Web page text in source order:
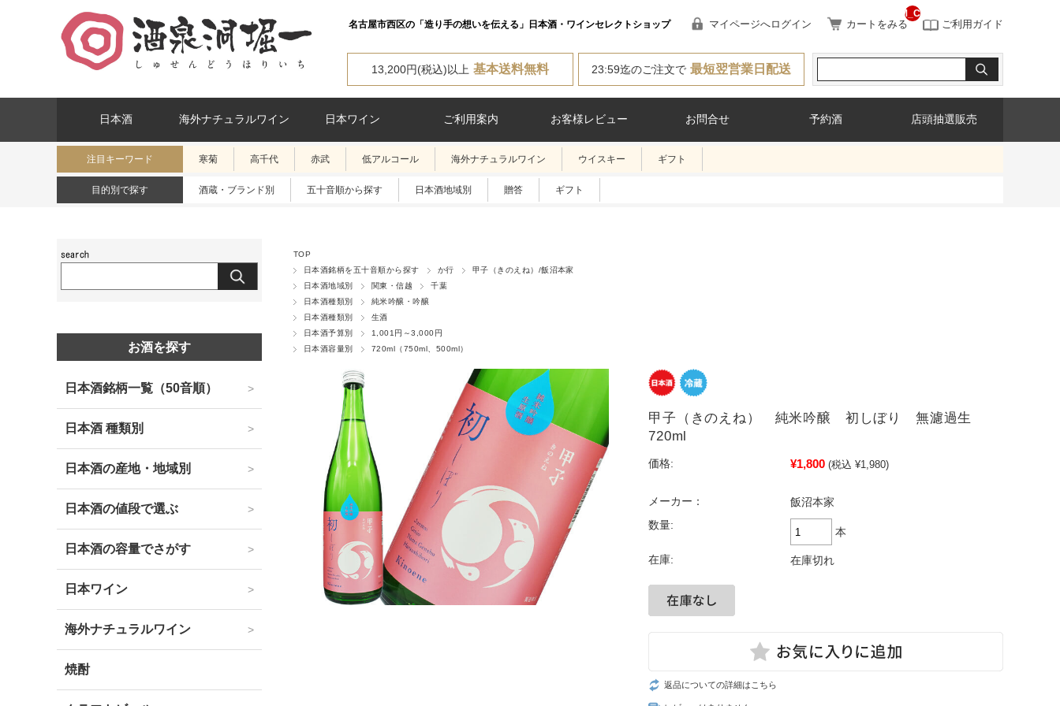
名古屋市西区の「造り手の想いを伝える」日本酒・ワインセレクトショップ マイページへログイン カートをみる
__ITM_CNT__
ご利用ガイド
13,200円(税込)以上 基本送料無料 23:59迄のご注文で 最短翌営業日配送
日本酒 海外ナチュラルワイン 日本ワイン ご利用案内 お客様レビュー お問合せ 予約酒 店頭抽選販売
注目キーワード 寒菊 高千代 赤武 低アルコール 海外ナチュラルワイン ウイスキー ギフト
目的別で探す 酒蔵・ブランド別 五十音順から探す 日本酒地域別 贈答 ギフト
TOP
日本酒銘柄を五十音順から探す
か行
甲子（きのえね）/飯沼本家
日本酒地域別
関東・信越
千葉
日本酒種類別
純米吟醸・吟醸
日本酒種類別
生酒
日本酒予算別
1,001円～3,000円
日本酒容量別
720ml（750ml、500ml）
甲子（きのえね） 純米吟醸 初しぼり 無濾過生
720ml
価格: ¥1,800 (税込 ¥1,980)
メーカー：
飯沼本家
数量:
本
在庫: 在庫切れ
返品についての詳細はこちら
お酒を探す
日本酒銘柄一覧（50音順）
日本酒 種類別
日本酒の産地・地域別
日本酒の値段で選ぶ
日本酒の容量でさがす
日本ワイン
海外ナチュラルワイン
焼酎